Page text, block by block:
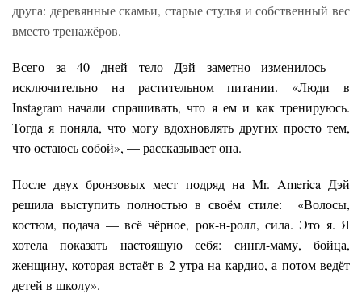
друга: деревянные скамьи, старые стулья и собственный вес
вместо тренажёров.
Всего за 40 дней тело Дэй заметно изменилось —
исключительно на растительном питании. «Люди в
Instagram начали спрашивать, что я ем и как тренируюсь.
Тогда я поняла, что могу вдохновлять других просто тем,
что остаюсь собой», — рассказывает она.
После двух бронзовых мест подряд на Mr. America Дэй
решила выступить полностью в своём стиле: «Волосы,
костюм, подача — всё чёрное, рок-н-ролл, сила. Это я. Я
хотела показать настоящую себя: сингл-маму, бойца,
женщину, которая встаёт в 2 утра на кардио, а потом ведёт
детей в школу».